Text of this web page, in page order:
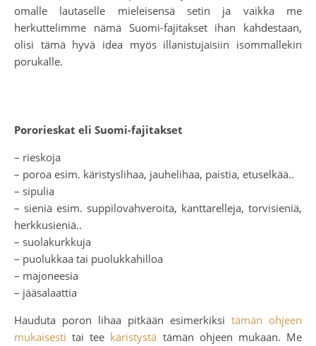
omalle lautaselle mieleisensä setin ja vaikka me
herkuttelimme nämä Suomi-fajitakset ihan kahdestaan,
olisi tämä hyvä idea myös illanistujaisiin isommallekin
porukalle.
Pororieskat eli Suomi-fajitakset
– rieskoja
– poroa esim. käristyslihaa, jauhelihaa, paistia, etuselkää..
– sipulia
– sieniä esim. suppilovahveroita, kanttarelleja, torvisieniä,
herkkusieniä..
– suolakurkkuja
– puolukkaa tai puolukkahilloa
– majoneesia
– jääsalaattia
Hauduta poron lihaa pitkään esimerkiksi tämän ohjeen
mukaisesti tai tee käristystä tämän ohjeen mukaan. Me